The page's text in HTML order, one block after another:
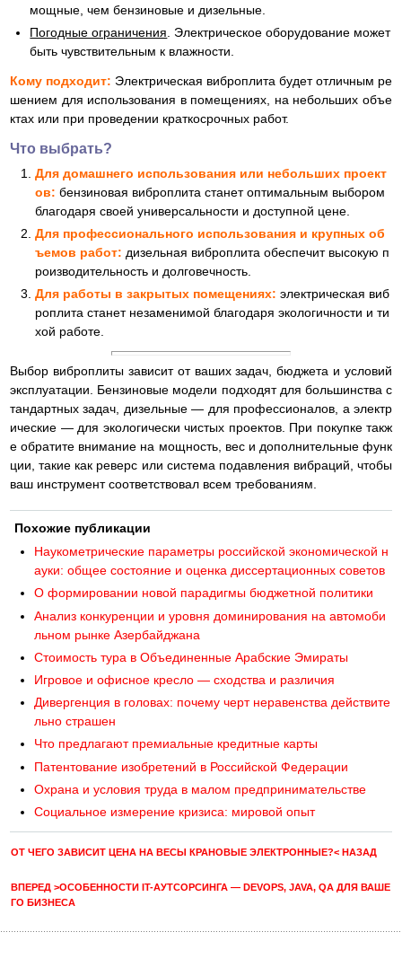
мощные, чем бензиновые и дизельные.
Погодные ограничения. Электрическое оборудование может
быть чувствительным к влажности.
Кому подходит: Электрическая виброплита будет отличным ре
шением для использования в помещениях, на небольших объе
ктах или при проведении краткосрочных работ.
Что выбрать?
Для домашнего использования или небольших проект
ов: бензиновая виброплита станет оптимальным выбором
благодаря своей универсальности и доступной цене.
Для профессионального использования и крупных об
ъемов работ: дизельная виброплита обеспечит высокую п
роизводительность и долговечность.
Для работы в закрытых помещениях: электрическая виб
роплита станет незаменимой благодаря экологичности и ти
хой работе.
Выбор виброплиты зависит от ваших задач, бюджета и условий
эксплуатации. Бензиновые модели подходят для большинства с
тандартных задач, дизельные — для профессионалов, а электр
ические — для экологически чистых проектов. При покупке такж
е обратите внимание на мощность, вес и дополнительные функ
ции, такие как реверс или система подавления вибраций, чтобы
ваш инструмент соответствовал всем требованиям.
Похожие публикации
Наукометрические параметры российской экономической н
ауки: общее состояние и оценка диссертационных советов
О формировании новой парадигмы бюджетной политики
Анализ конкуренции и уровня доминирования на автомоби
льном рынке Азербайджана
Стоимость тура в Объединенные Арабские Эмираты
Игровое и офисное кресло — сходства и различия
Дивергенция в головах: почему черт неравенства действите
льно страшен
Что предлагают премиальные кредитные карты
Патентование изобретений в Российской Федерации
Охрана и условия труда в малом предпринимательстве
Социальное измерение кризиса: мировой опыт
ОТ ЧЕГО ЗАВИСИТ ЦЕНА НА ВЕСЫ КРАНОВЫЕ ЭЛЕКТРОННЫЕ?< НАЗАД
ВПЕРЕД >ОСОБЕННОСТИ IT-АУТСОРСИНГА — DEVOPS, JAVA, QA ДЛЯ ВАШЕ
ГО БИЗНЕСА